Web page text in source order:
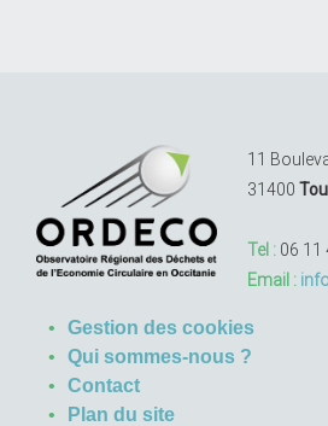
11
31400
Tel : 06 11
Email :
Gestion des cookies
Qui sommes-nous ?
Contact
Plan du site